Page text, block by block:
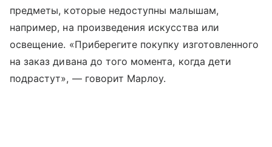
предметы, которые недоступны малышам,
например, на произведения искусства или
освещение. «Приберегите покупку изготовленного
на заказ дивана до того момента, когда дети
подрастут», — говорит Марлоу.